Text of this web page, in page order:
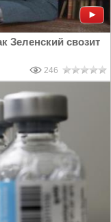
Зеленский свозит
246